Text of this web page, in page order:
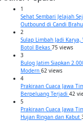
1
Sehat Sembari Jelajah
Outbound di Candi
2
Sulap Limbah Jadi
Botol Bekas 75 views
3
Bulog Jatim Siapkan
Modern 62 views
4
Prakiraan Cuaca Jawa
Berpeluang Terjadi 42
5
Prakiraan Cuaca Jawa
Hujan Ringan dan Kabut